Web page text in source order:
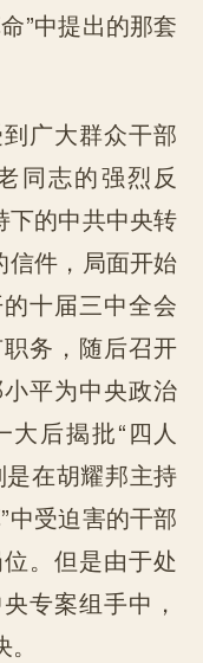
”中提出的那套
广大群众干部
同志的强烈反
下的中共中央转
信件，局面开始
十届三中全会
务，随后召开
平为中央政治
后揭批“四人
在胡耀邦主持
中受迫害的干部
。但是由于处
专案组手中，